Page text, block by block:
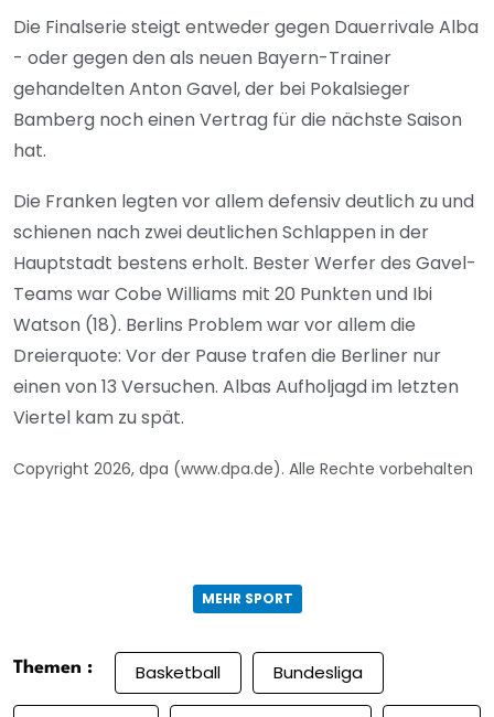
Die Finalserie steigt entweder gegen Dauerrivale Alba
- oder gegen den als neuen Bayern-Trainer
gehandelten Anton Gavel, der bei Pokalsieger
Bamberg noch einen Vertrag für die nächste Saison
hat.
Die Franken legten vor allem defensiv deutlich zu und
schienen nach zwei deutlichen Schlappen in der
Hauptstadt bestens erholt. Bester Werfer des Gavel-
Teams war Cobe Williams mit 20 Punkten und Ibi
Watson (18). Berlins Problem war vor allem die
Dreierquote: Vor der Pause trafen die Berliner nur
einen von 13 Versuchen. Albas Aufholjagd im letzten
Viertel kam zu spät.
Copyright 2026, dpa (www.dpa.de). Alle Rechte vorbehalten
MEHR SPORT
Themen : Basketball Bundesliga